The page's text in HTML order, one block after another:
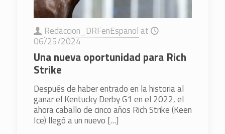
Redaccion_DRFenEspanol at
06/25/2024
Una nueva oportunidad para Rich
Strike
Después de haber entrado en la historia al
ganar el Kentucky Derby G1 en el 2022, el
ahora caballo de cinco años Rich Strike (Keen
Ice) llegó a un nuevo […]